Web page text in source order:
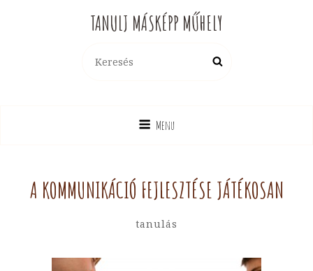
TANULJ MÁSKÉPP MŰHELY
Search
Menu
A KOMMUNIKÁCIÓ FEJLESZTÉSE JÁTÉKOSAN
Categories
Tanulás